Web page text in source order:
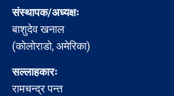
संस्थापक/अध्यक्षः
बाशुदेव खनाल
(कोलोराडो, अमेरिका)
सल्लाहकारः
रामचन्द्र पन्त